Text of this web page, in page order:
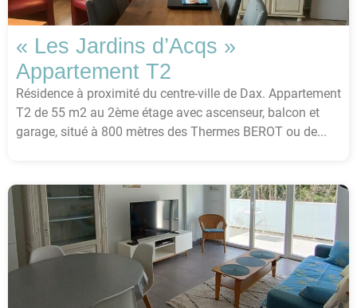
« Les Jardins d’Acqs »
Appartement T2
Résidence à proximité du centre-ville de Dax. Appartement
T2 de 55 m2 au 2ème étage avec ascenseur, balcon et
garage, situé à 800 mètres des Thermes BEROT ou de...